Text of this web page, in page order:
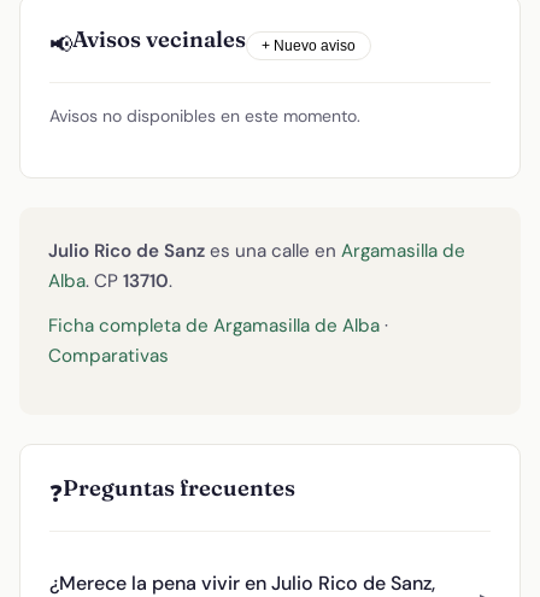
📢Avisos vecinales + Nuevo aviso
Avisos no disponibles en este momento.
Julio Rico de Sanz es una calle en Argamasilla de
Alba. CP 13710.
Ficha completa de Argamasilla de Alba ·
Comparativas
❓Preguntas frecuentes
¿Merece la pena vivir en Julio Rico de Sanz,